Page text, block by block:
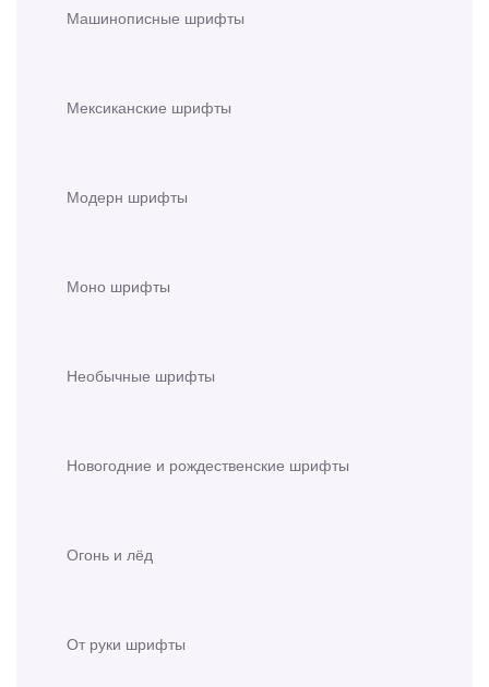
Машинописные шрифты
Мексиканские шрифты
Модерн шрифты
Моно шрифты
Необычные шрифты
Новогодние и рождественские шрифты
Огонь и лёд
От руки шрифты